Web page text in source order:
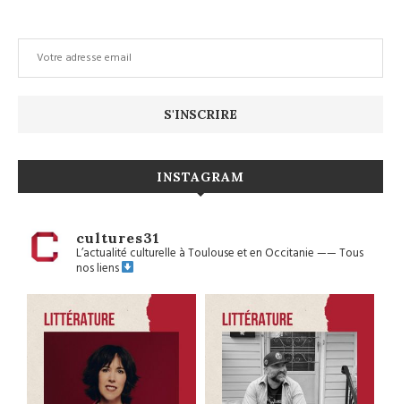
INSTAGRAM
cultures31
L’actualité culturelle à Toulouse et en Occitanie——Tous
nos liens